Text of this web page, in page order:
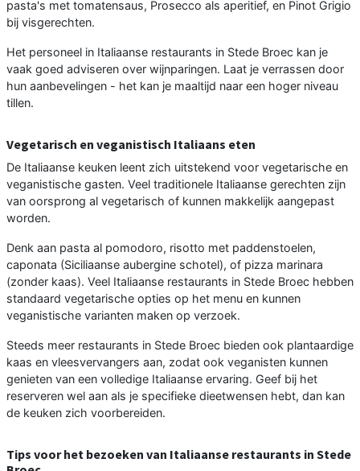
pasta's met tomatensaus, Prosecco als aperitief, en Pinot Grigio
bij visgerechten.
Het personeel in Italiaanse restaurants in Stede Broec kan je
vaak goed adviseren over wijnparingen. Laat je verrassen door
hun aanbevelingen - het kan je maaltijd naar een hoger niveau
tillen.
Vegetarisch en veganistisch Italiaans eten
De Italiaanse keuken leent zich uitstekend voor vegetarische en
veganistische gasten. Veel traditionele Italiaanse gerechten zijn
van oorsprong al vegetarisch of kunnen makkelijk aangepast
worden.
Denk aan pasta al pomodoro, risotto met paddenstoelen,
caponata (Siciliaanse aubergine schotel), of pizza marinara
(zonder kaas). Veel Italiaanse restaurants in Stede Broec hebben
standaard vegetarische opties op het menu en kunnen
veganistische varianten maken op verzoek.
Steeds meer restaurants in Stede Broec bieden ook plantaardige
kaas en vleesvervangers aan, zodat ook veganisten kunnen
genieten van een volledige Italiaanse ervaring. Geef bij het
reserveren wel aan als je specifieke dieetwensen hebt, dan kan
de keuken zich voorbereiden.
Tips voor het bezoeken van Italiaanse restaurants in Stede